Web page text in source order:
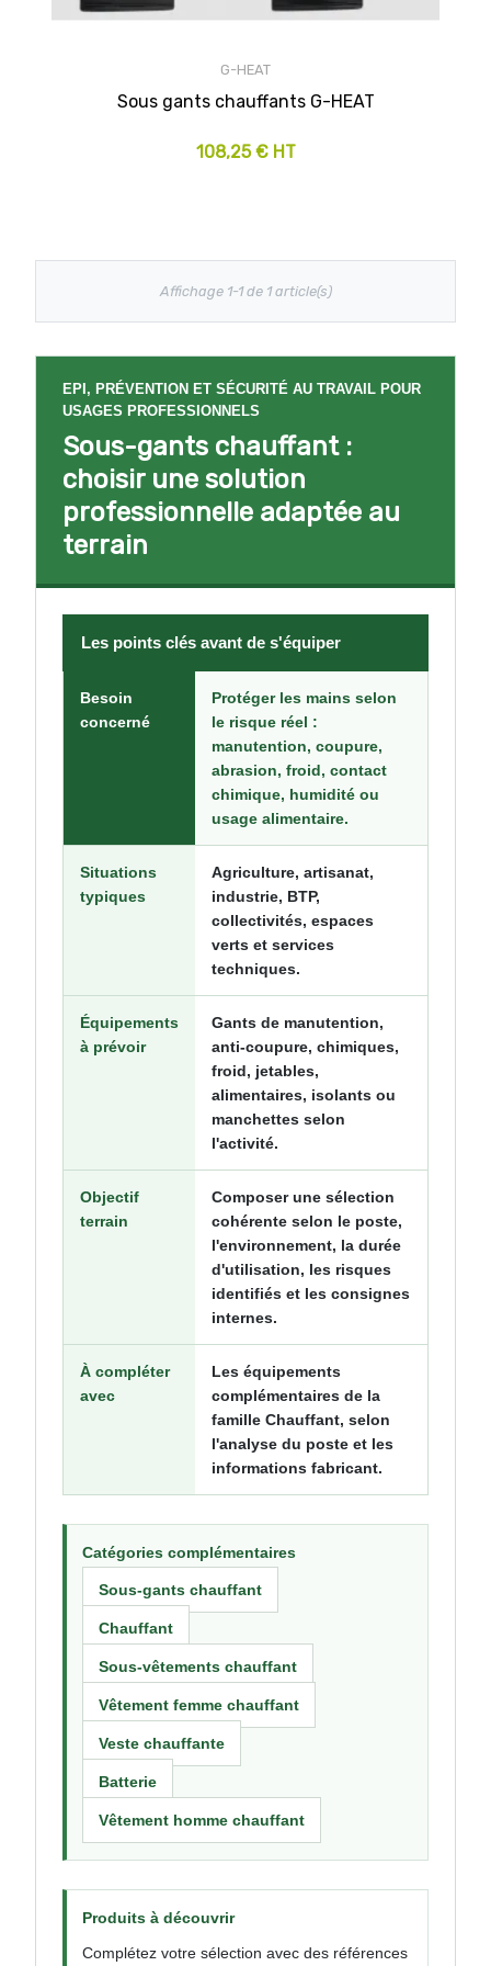
G-HEAT
Sous gants chauffants G-HEAT
108,25 € HT
Affichage 1-1 de 1 article(s)
EPI, PRÉVENTION ET SÉCURITÉ AU TRAVAIL POUR
USAGES PROFESSIONNELS
Sous-gants chauffant :
choisir une solution
professionnelle adaptée au
terrain
Les points clés avant de s'équiper
Besoin
concerné
Protéger les mains selon
le risque réel :
manutention, coupure,
abrasion, froid, contact
chimique, humidité ou
usage alimentaire.
Situations
typiques
Agriculture, artisanat,
industrie, BTP,
collectivités, espaces
verts et services
techniques.
Équipements
à prévoir
Gants de manutention,
anti-coupure, chimiques,
froid, jetables,
alimentaires, isolants ou
manchettes selon
l'activité.
Objectif
terrain
Composer une sélection
cohérente selon le poste,
l'environnement, la durée
d'utilisation, les risques
identifiés et les consignes
internes.
À compléter
avec
Les équipements
complémentaires de la
famille Chauffant, selon
l'analyse du poste et les
informations fabricant.
Catégories complémentaires
Sous-gants chauffant
Chauffant
Sous-vêtements chauffant
Vêtement femme chauffant
Veste chauffante
Batterie
Vêtement homme chauffant
Produits à découvrir
Complétez votre sélection avec des références